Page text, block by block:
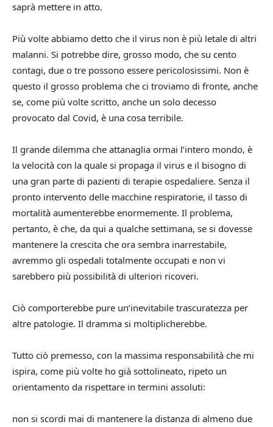
saprà mettere in atto.
Più volte abbiamo detto che il virus non è più letale di altri
malanni. Si potrebbe dire, grosso modo, che su cento
contagi, due o tre possono essere pericolosissimi. Non è
questo il grosso problema che ci troviamo di fronte, anche
se, come più volte scritto, anche un solo decesso
provocato dal Covid, è una cosa terribile.
Il grande dilemma che attanaglia ormai l’intero mondo, è
la velocità con la quale si propaga il virus e il bisogno di
una gran parte di pazienti di terapie ospedaliere. Senza il
pronto intervento delle macchine respiratorie, il tasso di
mortalità aumenterebbe enormemente. Il problema,
pertanto, è che, da qui a qualche settimana, se si dovesse
mantenere la crescita che ora sembra inarrestabile,
avremmo gli ospedali totalmente occupati e non vi
sarebbero più possibilità di ulteriori ricoveri.
Ciò comporterebbe pure un’inevitabile trascuratezza per
altre patologie. Il dramma si moltiplicherebbe.
Tutto ciò premesso, con la massima responsabilità che mi
ispira, come più volte ho già sottolineato, ripeto un
orientamento da rispettare in termini assoluti:
non si scordi mai di mantenere la distanza di almeno due